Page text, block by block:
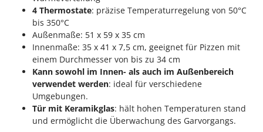
Rührtöpfe mit Elektrischem Rührwerk
Rupfmaschinen
Sämaschinen und Düngerstreuer
Scheibenpflüge
Schneefräsen
Schneeräumer
GreenBay
Greenworks
GRIFO
GVS
GYS
Hailo
4 Thermostate: präzise Temperaturregelung von 50°C
bis 350°C
Außenmaße: 51 x 59 x 35 cm
Innenmaße: 35 x 41 x 7,5 cm, geeignet für Pizzen mit
einem Durchmesser von bis zu 34 cm
Kann sowohl im Innen- als auch im Außenbereich
verwendet werden: ideal für verschiedene
Umgebungen.
Tür mit Keramikglas: hält hohen Temperaturen stand
und ermöglicht die Überwachung des Garvorgangs.